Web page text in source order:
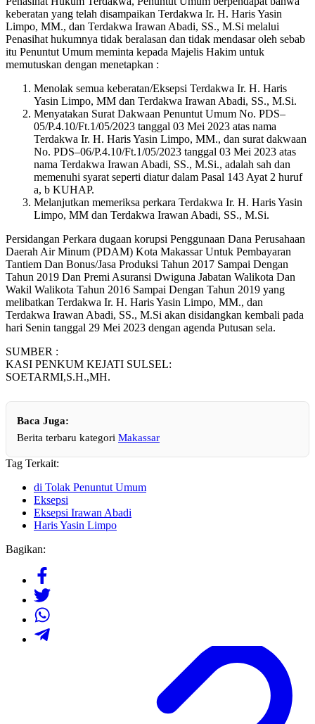
keberatan yang telah disampaikan Terdakwa Ir. H. Haris Yasin
Limpo, MM., dan Terdakwa Irawan Abadi, SS., M.Si melalui
Penasihat hukumnya tidak beralasan dan tidak mendasar oleh sebab
itu Penuntut Umum meminta kepada Majelis Hakim untuk
memutuskan dengan menetapkan :
Menolak semua keberatan/Eksepsi Terdakwa Ir. H. Haris
Yasin Limpo, MM dan Terdakwa Irawan Abadi, SS., M.Si.
Menyatakan Surat Dakwaan Penuntut Umum No. PDS–
05/P.4.10/Ft.1/05/2023 tanggal 03 Mei 2023 atas nama
Terdakwa Ir. H. Haris Yasin Limpo, MM., dan surat dakwaan
No. PDS–06/P.4.10/Ft.1/05/2023 tanggal 03 Mei 2023 atas
nama Terdakwa Irawan Abadi, SS., M.Si., adalah sah dan
memenuhi syarat seperti diatur dalam Pasal 143 Ayat 2 huruf
a, b KUHAP.
Melanjutkan memeriksa perkara Terdakwa Ir. H. Haris Yasin
Limpo, MM dan Terdakwa Irawan Abadi, SS., M.Si.
Persidangan Perkara dugaan korupsi Penggunaan Dana Perusahaan
Daerah Air Minum (PDAM) Kota Makassar Untuk Pembayaran
Tantiem Dan Bonus/Jasa Produksi Tahun 2017 Sampai Dengan
Tahun 2019 Dan Premi Asuransi Dwiguna Jabatan Walikota Dan
Wakil Walikota Tahun 2016 Sampai Dengan Tahun 2019 yang
melibatkan Terdakwa Ir. H. Haris Yasin Limpo, MM., dan
Terdakwa Irawan Abadi, SS., M.Si akan disidangkan kembali pada
hari Senin tanggal 29 Mei 2023 dengan agenda Putusan sela.
SUMBER :
KASI PENKUM KEJATI SULSEL:
SOETARMI,S.H.,MH.
Baca Juga:
Berita terbaru kategori Makassar
Tag Terkait:
di Tolak Penuntut Umum
Eksepsi
Eksepsi Irawan Abadi
Haris Yasin Limpo
Bagikan: